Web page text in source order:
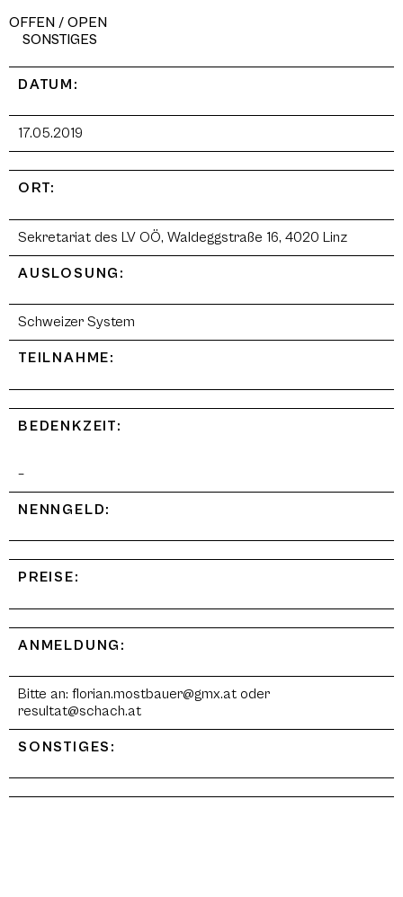
OFFEN / OPEN
SONSTIGES
DATUM:
17.05.2019
ORT:
Sekretariat des LV OÖ, Waldeggstraße 16, 4020 Linz
AUSLOSUNG:
Schweizer System
TEILNAHME:
BEDENKZEIT:
–
NENNGELD:
PREISE:
ANMELDUNG:
Bitte an: florian.mostbauer@gmx.at oder
resultat@schach.at
SONSTIGES: